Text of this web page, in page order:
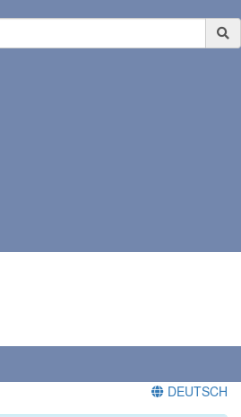
DEUTSCH